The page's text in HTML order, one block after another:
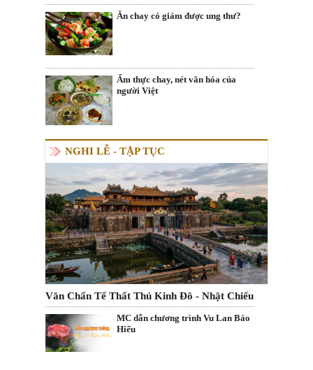
Ăn chay có giảm được ung thư?
Ẩm thực chay, nét văn hóa của
người Việt
NGHI LỄ - TẬP TỤC
Văn Chẩn Tế Thất Thủ Kinh Đô - Nhật Chiếu
MC dẫn chương trình Vu Lan Báo
Hiếu